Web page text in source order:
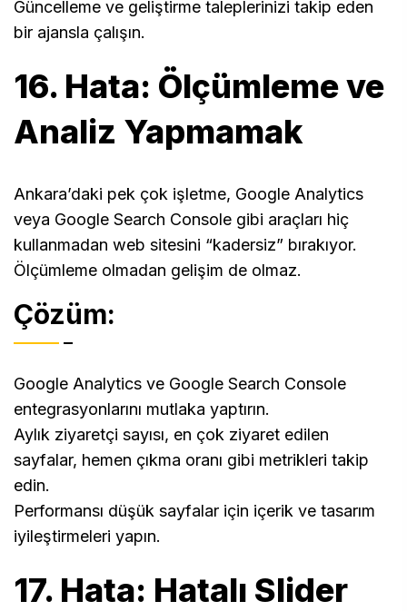
Güncelleme ve geliştirme taleplerinizi takip eden
bir ajansla çalışın.
16. Hata: Ölçümleme ve
Analiz Yapmamak
Ankara’daki pek çok işletme, Google Analytics
veya Google Search Console gibi araçları hiç
kullanmadan web sitesini “kadersiz” bırakıyor.
Ölçümleme olmadan gelişim de olmaz.
Çözüm:
Google Analytics ve Google Search Console
entegrasyonlarını mutlaka yaptırın.
Aylık ziyaretçi sayısı, en çok ziyaret edilen
sayfalar, hemen çıkma oranı gibi metrikleri takip
edin.
Performansı düşük sayfalar için içerik ve tasarım
iyileştirmeleri yapın.
17. Hata: Hatalı Slider